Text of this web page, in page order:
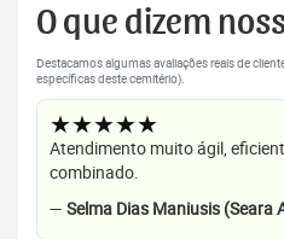
O que dizem
Destacamos algumas avaliações reais de
específicas deste cemitério).
★★★★★
Atendimento muito ágil,
combinado.
— Selma Dias Maniusis (Seara